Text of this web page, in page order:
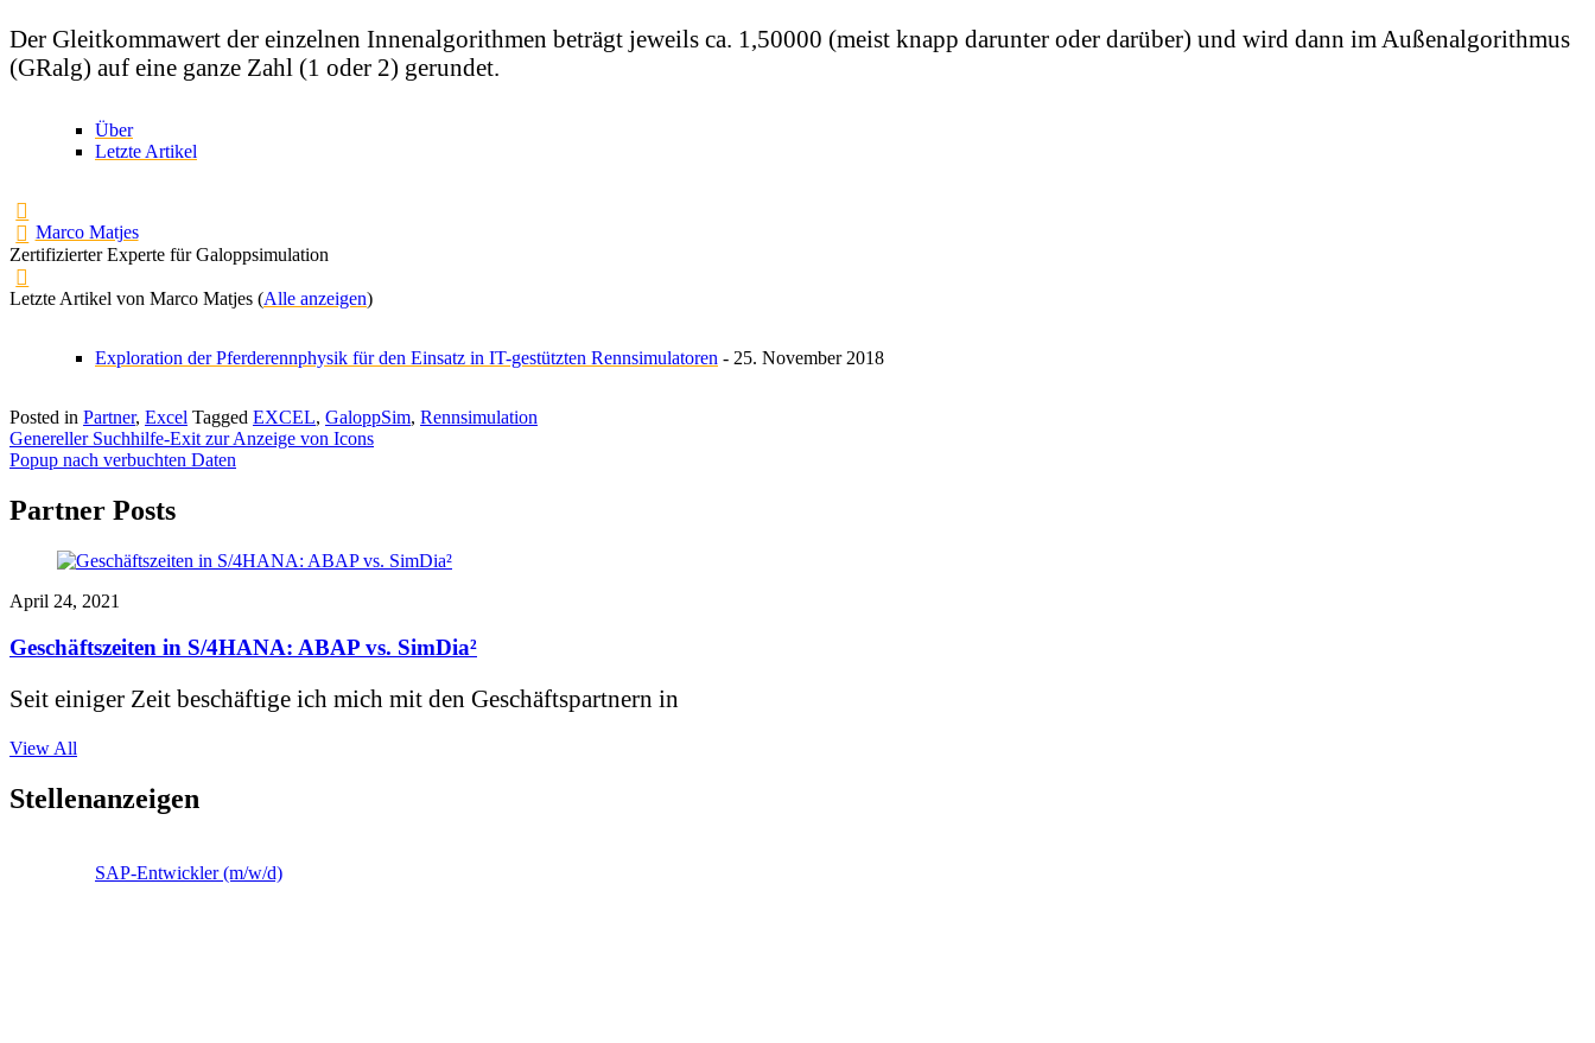
Der Gleitkommawert der einzelnen Innenalgorithmen beträgt jeweils ca. 1,50000 (meist knapp darunter oder darüber) und wird dann im Außenalgorithmus
(GRalg) auf eine ganze Zahl (1 oder 2) gerundet.
Über
Letzte Artikel
Marco Matjes
Zertifizierter Experte für Galoppsimulation
Letzte Artikel von Marco Matjes (Alle anzeigen)
Exploration der Pferderennphysik für den Einsatz in IT-gestützten Rennsimulatoren - 25. November 2018
Posted in Partner, Excel Tagged EXCEL, GaloppSim, Rennsimulation
Beitragsnavigation
Genereller Suchhilfe-Exit zur Anzeige von Icons
Popup nach verbuchten Daten
Partner Posts
April 24, 2021
Geschäftszeiten in S/4HANA: ABAP vs. SimDia²
Seit einiger Zeit beschäftige ich mich mit den Geschäftspartnern in
View All
Stellenanzeigen
SAP-Entwickler (m/w/d)